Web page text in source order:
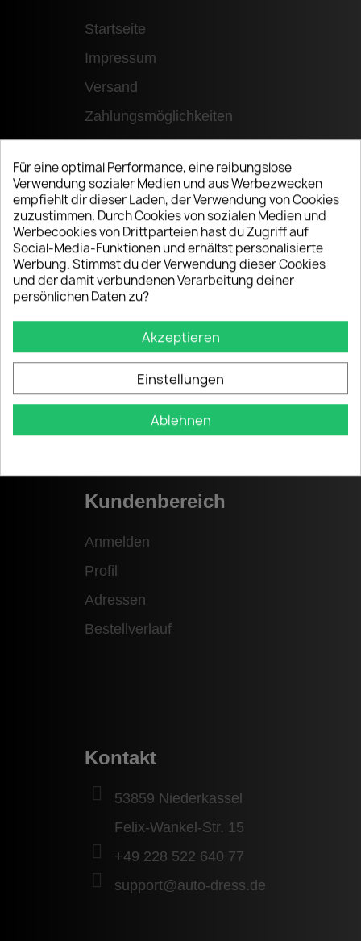
Startseite
Impressum
Versand
Zahlungsmöglichkeiten
Informationen
Datenschutzverordnung
Versandbedingungen
Widerrufsrecht
Kundenbereich
Anmelden
Profil
Adressen
Bestellverlauf
Kontakt
53859 Niederkassel
Felix-Wankel-Str. 15
+49 228 522 640 77
support@auto-dress.de
Für eine optimal Performance, eine reibungslose
Verwendung sozialer Medien und aus Werbezwecken
empfiehlt dir dieser Laden, der Verwendung von Cookies
zuzustimmen. Durch Cookies von sozialen Medien und
Werbecookies von Drittparteien hast du Zugriff auf
Social-Media-Funktionen und erhältst personalisierte
Werbung. Stimmst du der Verwendung dieser Cookies
und der damit verbundenen Verarbeitung deiner
persönlichen Daten zu?
Akzeptieren
Einstellungen
Ablehnen